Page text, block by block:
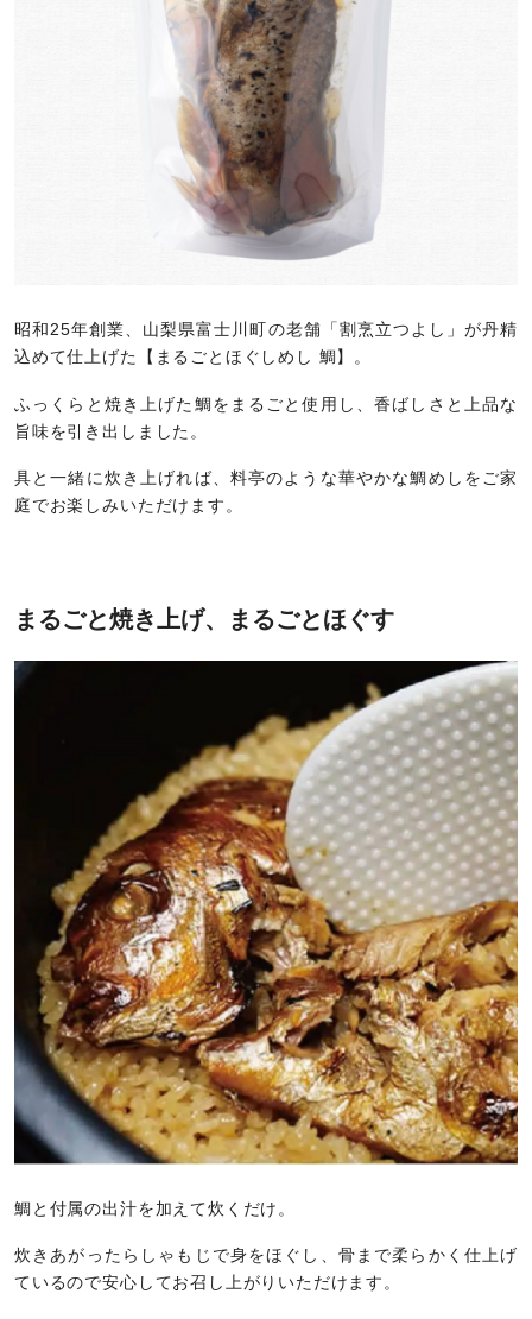
昭和25年創業、山梨県富士川町の老舗「割烹立つよし」が丹精
込めて仕上げた【まるごとほぐしめし 鯛】。
ふっくらと焼き上げた鯛をまるごと使用し、香ばしさと上品な
旨味を引き出しました。
具と一緒に炊き上げれば、料亭のような華やかな鯛めしをご家
庭でお楽しみいただけます。
まるごと焼き上げ、まるごとほぐす
鯛と付属の出汁を加えて炊くだけ。
炊きあがったらしゃもじで身をほぐし、骨まで柔らかく仕上げ
ているので安心してお召し上がりいただけます。